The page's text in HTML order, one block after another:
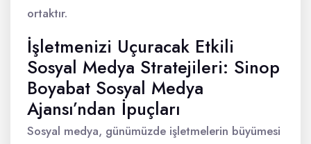
ortaktır.
İşletmenizi Uçuracak Etkili
Sosyal Medya Stratejileri: Sinop
Boyabat Sosyal Medya
Ajansı’ndan İpuçları
Sosyal medya, günümüzde işletmelerin büyümesi